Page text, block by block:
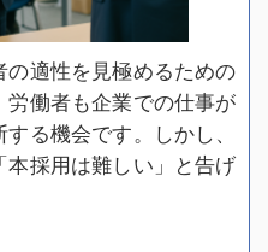
適性を見極めるための
働者も企業での仕事が
る機会です。しかし、
採用は難しい」と告げ